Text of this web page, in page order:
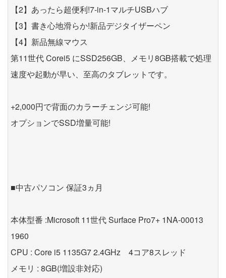
【2】あったら超便利!7-in-1マルチUSBハブ
【3】書き心地滑らか!新品デジタイザーペン
【4】新品無線マウス
第11世代 Corei5 にSSD256GB、メモリ8GB搭載で処理
速度や起動が早い、至高のタブレットです。
+2,000円で背面のカラーチェンジ可能!
オプションでSSD増量可能!
■中古パソコン 保証3ヵ月
本体型番 :Microsoft 11世代 Surface Pro7+ 1NA-00013
1960
CPU : Core i5 1135G7 2.4GHz 4コア8スレッド
メモリ : 8GB(増設非対応)